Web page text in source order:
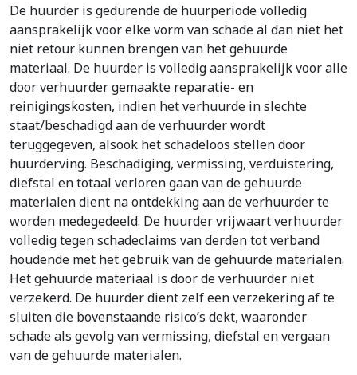
De huurder is gedurende de huurperiode volledig
aansprakelijk voor elke vorm van schade al dan niet het
niet retour kunnen brengen van het gehuurde
materiaal. De huurder is volledig aansprakelijk voor alle
door verhuurder gemaakte reparatie- en
reinigingskosten, indien het verhuurde in slechte
staat/beschadigd aan de verhuurder wordt
teruggegeven, alsook het schadeloos stellen door
huurderving. Beschadiging, vermissing, verduistering,
diefstal en totaal verloren gaan van de gehuurde
materialen dient na ontdekking aan de verhuurder te
worden medegedeeld. De huurder vrijwaart verhuurder
volledig tegen schadeclaims van derden tot verband
houdende met het gebruik van de gehuurde materialen.
Het gehuurde materiaal is door de verhuurder niet
verzekerd. De huurder dient zelf een verzekering af te
sluiten die bovenstaande risico’s dekt, waaronder
schade als gevolg van vermissing, diefstal en vergaan
van de gehuurde materialen.